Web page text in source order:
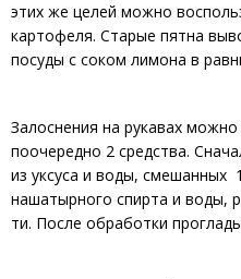
этих же целей можно
картофеля. Старые пятна
посуды с соком лимона в
Залоснения на рукавах можно
поочередно 2 средства.
из уксуса и воды, смешанных
нашатырного спирта и воды,
ти. После обработки